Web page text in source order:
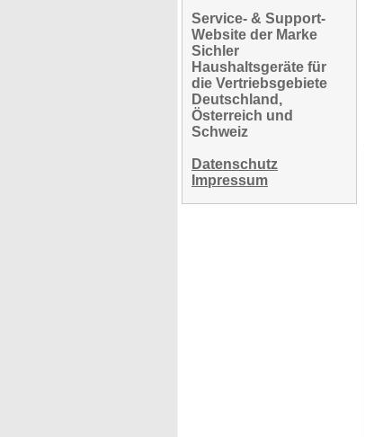
Service- & Support-
Website der Marke
Sichler
Haushaltsgeräte für
die Vertriebsgebiete
Deutschland,
Österreich und
Schweiz
Datenschutz
Impressum